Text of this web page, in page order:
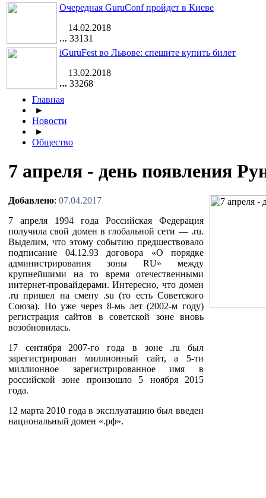
Очередная GuruConf пройдет в Киеве
14.02.2018
33131
iGuruFest во Львове: спешите купить билет
13.02.2018
33268
Главная
►
Новости
►
Общество
7 апреля - день появления
Добавлено: 07.04.2017
7 апреля 1994 года Российская Федерация
получила свой домен в глобальной сети — .ru.
Выделим, что этому событию предшествовало
подписание 04.12.93 договора «О порядке
администрирования зоны RU» между
крупнейшими на то время отечественными
интернет-провайдерами. Интересно, что домен
.ru пришел на смену .su (то есть Советского
Союза). Но уже через 8-мь лет (2002-м году)
регистрация сайтов в советской зоне вновь
возобновилась.
17 сентября 2007-го года в зоне .ru был
зарегистрирован миллионный сайт, а 5-ти
миллионное зарегистрированное имя в
российской зоне произошло 5 ноября 2015
года.
12 марта 2010 года в эксплуатацию был введен
национальный домен «.рф».